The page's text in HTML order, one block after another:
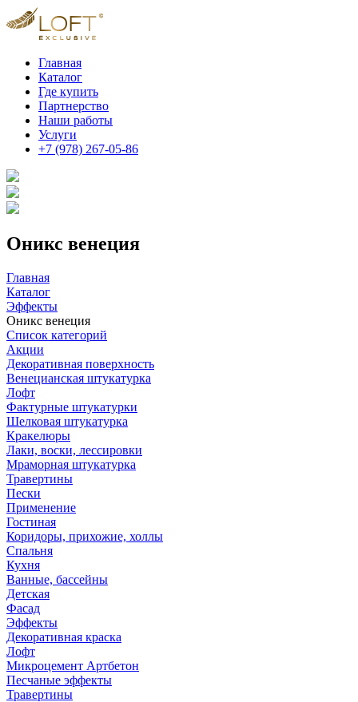
Главная
Каталог
Где купить
Партнерство
Наши работы
Услуги
+7 (978) 267-05-86
Оникс венеция
Главная
Каталог
Эффекты
Оникс венеция
Список категорий
Акции
Декоративная поверхность
Венецианская штукатурка
Лофт
Фактурные штукатурки
Шелковая штукатурка
Кракелюры
Лаки, воски, лессировки
Мраморная штукатурка
Травертины
Пески
Применение
Гостиная
Коридоры, прихожие, холлы
Спальня
Кухня
Ванные, бассейны
Детская
Фасад
Эффекты
Декоративная краска
Лофт
Микроцемент Артбетон
Песчаные эффекты
Травертины